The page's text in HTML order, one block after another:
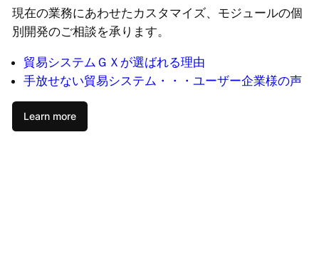
現在の業務にあわせたカスタマイズ、モジュールの個
別開発のご相談を承ります。
貿易システムＧＸが選ばれる理由
手放せない貿易システム・・・ユーザー企業様の声
Learn more